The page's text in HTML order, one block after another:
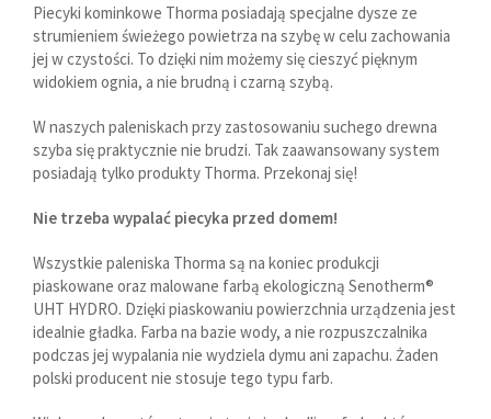
Piecyki kominkowe Thorma posiadają specjalne dysze ze
strumieniem świeżego powietrza na szybę w celu zachowania
jej w czystości. To dzięki nim możemy się cieszyć pięknym
widokiem ognia, a nie brudną i czarną szybą.
W naszych paleniskach przy zastosowaniu suchego drewna
szyba się praktycznie nie brudzi. Tak zaawansowany system
posiadają tylko produkty Thorma. Przekonaj się!
Nie trzeba wypalać piecyka przed domem!
Wszystkie paleniska Thorma są na koniec produkcji
piaskowane oraz malowane farbą ekologiczną Senotherm®
UHT HYDRO. Dzięki piaskowaniu powierzchnia urządzenia jest
idealnie gładka. Farba na bazie wody, a nie rozpuszczalnika
podczas jej wypalania nie wydziela dymu ani zapachu. Żaden
polski producent nie stosuje tego typu farb.